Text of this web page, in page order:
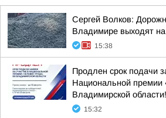
Сергей Волков:
Владимире выходят
15:38
Продлен срок подачи
Национальной премии
Владимирской области!
15:32